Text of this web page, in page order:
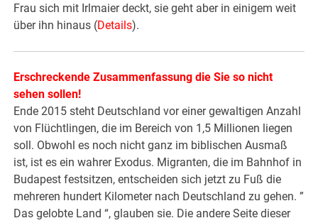
Frau sich mit Irlmaier deckt, sie geht aber in einigem weit
über ihn hinaus (Details).
Erschreckende Zusammenfassung die Sie so nicht
sehen sollen!
Ende 2015 steht Deutschland vor einer gewaltigen Anzahl
von Flüchtlingen, die im Bereich von 1,5 Millionen liegen
soll. Obwohl es noch nicht ganz im biblischen Ausmaß
ist, ist es ein wahrer Exodus. Migranten, die im Bahnhof in
Budapest festsitzen, entscheiden sich jetzt zu Fuß die
mehreren hundert Kilometer nach Deutschland zu gehen. ”
Das gelobte Land “, glauben sie. Die andere Seite dieser